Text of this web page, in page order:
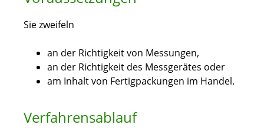
Sie zweifeln
an der Richtigkeit von Messungen,
an der Richtigkeit des Messgerätes oder
am Inhalt von Fertigpackungen im Handel.
Verfahrensablauf